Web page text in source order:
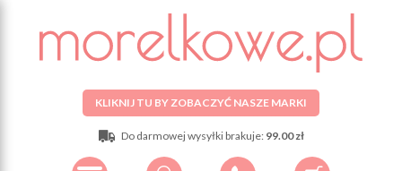
KLIKNIJ TU BY ZOBACZYĆ NASZE MARKI
Do darmowej wysyłki brakuje: 99.00 zł